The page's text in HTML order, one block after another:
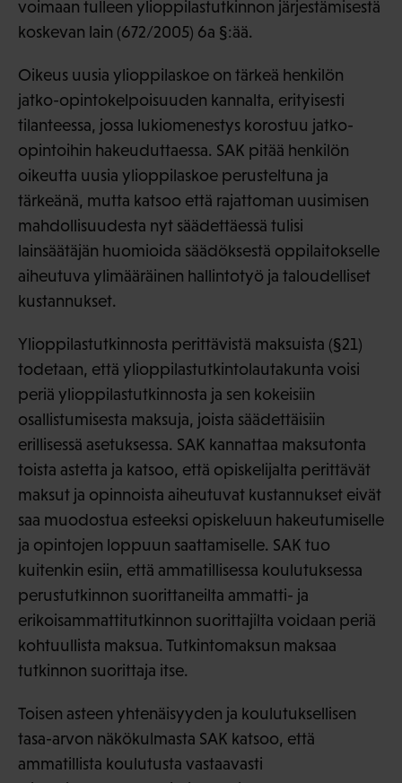
voimaan tulleen ylioppilastutkinnon järjestämisestä
koskevan lain (672/2005) 6a §:ää.
Oikeus uusia ylioppilaskoe on tärkeä henkilön
jatko-opintokelpoisuuden kannalta, erityisesti
tilanteessa, jossa lukiomenestys korostuu jatko-
opintoihin hakeuduttaessa. SAK pitää henkilön
oikeutta uusia ylioppilaskoe perusteltuna ja
tärkeänä, mutta katsoo että rajattoman uusimisen
mahdollisuudesta nyt säädettäessä tulisi
lainsäätäjän huomioida säädöksestä oppilaitokselle
aiheutuva ylimääräinen hallintotyö ja taloudelliset
kustannukset.
Ylioppilastutkinnosta perittävistä maksuista (§21)
todetaan, että ylioppilastutkintolautakunta voisi
periä ylioppilastutkinnosta ja sen kokeisiin
osallistumisesta maksuja, joista säädettäisiin
erillisessä asetuksessa. SAK kannattaa maksutonta
toista astetta ja katsoo, että opiskelijalta perittävät
maksut ja opinnoista aiheutuvat kustannukset eivät
saa muodostua esteeksi opiskeluun hakeutumiselle
ja opintojen loppuun saattamiselle. SAK tuo
kuitenkin esiin, että ammatillisessa koulutuksessa
perustutkinnon suorittaneilta ammatti- ja
erikoisammattitutkinnon suorittajilta voidaan periä
kohtuullista maksua. Tutkintomaksun maksaa
tutkinnon suorittaja itse.
Toisen asteen yhtenäisyyden ja koulutuksellisen
tasa-arvon näkökulmasta SAK katsoo, että
ammatillista koulutusta vastaavasti